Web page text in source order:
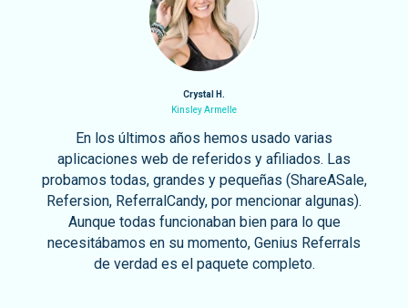
Crystal H.
Kinsley Armelle
En los últimos años hemos usado varias
aplicaciones web de referidos y afiliados. Las
probamos todas, grandes y pequeñas (ShareASale,
Refersion, ReferralCandy, por mencionar algunas).
Aunque todas funcionaban bien para lo que
necesitábamos en su momento, Genius Referrals
de verdad es el paquete completo.